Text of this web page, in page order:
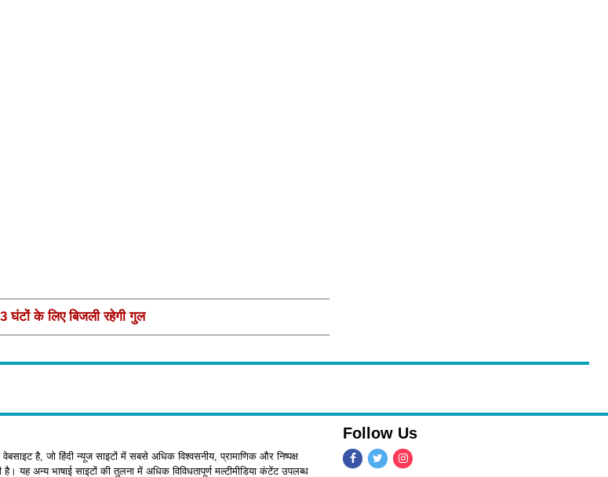
के लिए बिजली रहेगी गुल
है, जो हिंदी न्यूज साइटों में सबसे अधिक विश्वसनीय, प्रामाणिक और निष्पक्ष
है। यह अन्य भाषाई साइटों की तुलना में अधिक विविधतापूर्ण मल्टीमीडिया कंटेंट उपलब्ध
Follow Us